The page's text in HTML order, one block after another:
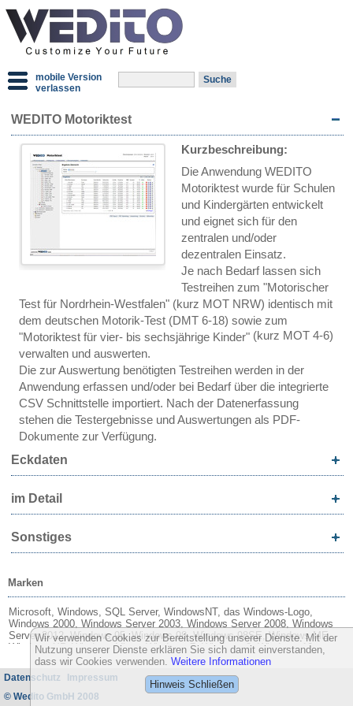
mobile Version
verlassen
WEDITO Motoriktest
Kurzbeschreibung:
Die Anwendung WEDITO
Motoriktest wurde für Schulen
und Kindergärten entwickelt
und eignet sich für den
zentralen und/oder
dezentralen Einsatz.
Je nach Bedarf lassen sich
Testreihen zum "Motorischer
Test für Nordrhein-Westfalen" (kurz MOT NRW) identisch mit
dem deutschen Motorik-Test (DMT 6-18) sowie zum
"Motoriktest für vier- bis sechsjährige Kinder" (kurz MOT 4-6)
verwalten und auswerten.
Die zur Auswertung benötigten Testreihen werden in der
Anwendung erfassen und/oder bei Bedarf über die integrierte
CSV Schnittstelle importiert. Nach der Datenerfassung
stehen die Testergebnisse und Auswertungen als PDF-
Dokumente zur Verfügung.
Eckdaten
im Detail
Sonstiges
Marken
Microsoft, Windows, SQL Server, WindowsNT, das Windows-Logo,
Windows 2000, Windows Server 2003, Windows Server 2008, Windows
Server 2012, Windows 95, Windows 98, Windows 98SE, Windows ME,
Windows XP, Windows Vista, Windows 7, Windows 8, Windows 10,
Word, Excel, Outlook, Microsoft Edge und Internet Explorer sind
entweder eingetragene Warenzeichen oder Marken der Microsoft
Corporation in den USA und/oder anderen Ländern.
Datenschutz
Impressum
© Wedito GmbH 2008
Wir verwenden Cookies zur Bereitstellung unserer Dienste. Mit der
Nutzung unserer Dienste erklären Sie sich damit einverstanden,
dass wir Cookies verwenden. Weitere Informationen
Hinweis Schließen